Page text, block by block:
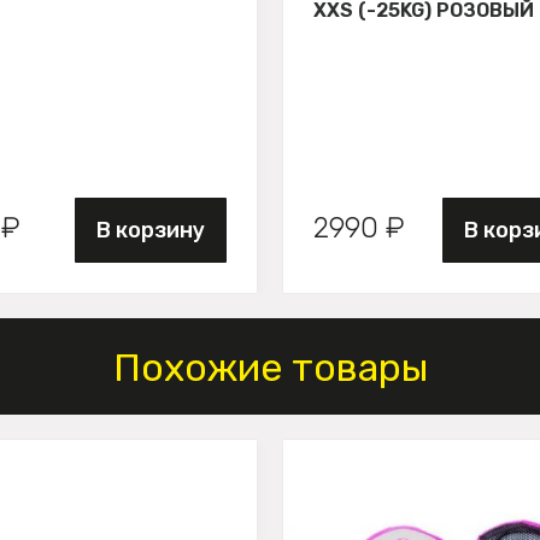
В корзину
XXS (-25KG) РОЗОВЫЙ
2990 ₽ В
Похожие товары